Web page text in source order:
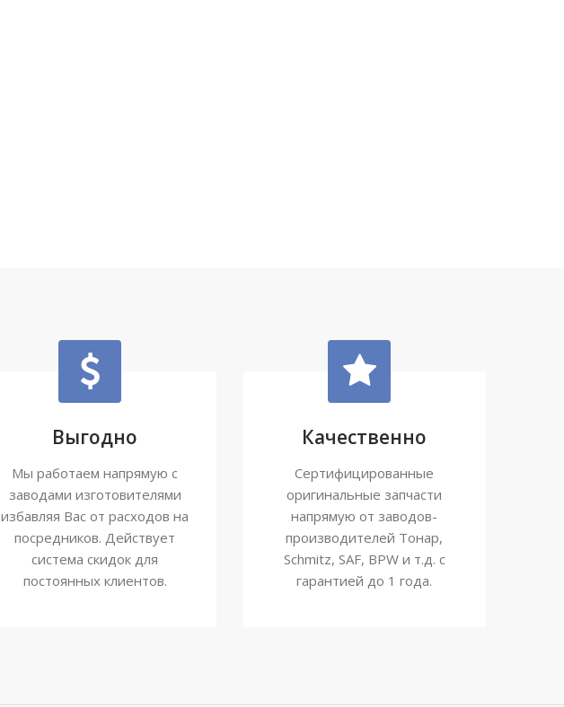
Выгодно
Мы работаем напрямую с
заводами изготовителями
избавляя Вас от расходов на
посредников. Действует
система скидок для
постоянных клиентов.
Качественно
Сертифицированные
оригинальные запчасти
напрямую от заводов-
производителей Тонар,
Schmitz, SAF, BPW и т.д. с
гарантией до 1 года.